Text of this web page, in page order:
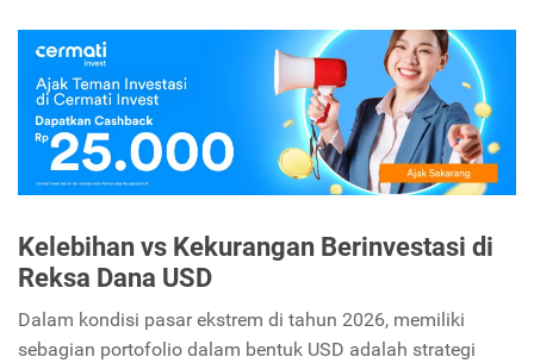
Kelebihan vs Kekurangan Berinvestasi di
Reksa Dana USD
Dalam kondisi pasar ekstrem di tahun 2026, memiliki
sebagian portofolio dalam bentuk USD adalah strategi